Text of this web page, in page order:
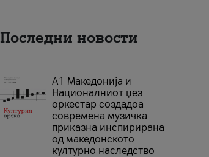
Последни новости
А1 Македонија и
Националниот џез
оркестар создадоа
современа музичка
приказна инспирирана
од македонското
културно наследство